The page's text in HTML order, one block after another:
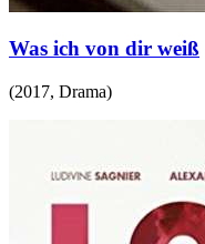
Was ich von dir weiß
(2017, Drama)